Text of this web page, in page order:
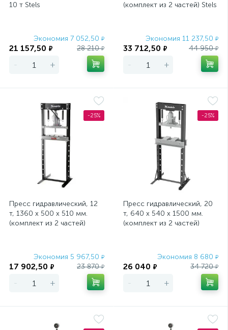
10 т Stels
Экономия 7 052,50 ₽
21 157,50 ₽ 28 210₽
- +
(комплект из 2 частей) Stels
Экономия 11 237,50 ₽
33 712,50 ₽ 44 950₽
- +
-25%
Пресс гидравлический, 12
т, 1360 х 500 х 510 мм.
(комплект из 2 частей)
Экономия 5 967,50 ₽
17 902,50 ₽ 23 870₽
- +
-25%
Пресс гидравлический, 20
т, 640 х 540 х 1500 мм.
(комплект из 2 частей)
Экономия 8 680 ₽
26 040 ₽ 34 720₽
- +